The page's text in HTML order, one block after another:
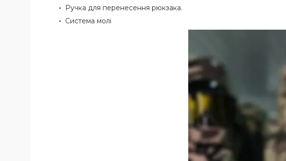
Ручка для перенесення рюкзака.
Система молі